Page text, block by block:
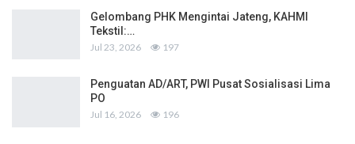
Gelombang PHK Mengintai Jateng, KAHMI
Tekstil:…
Jul 23, 2026 197
Penguatan AD/ART, PWI Pusat Sosialisasi Lima
PO
Jul 16, 2026 196